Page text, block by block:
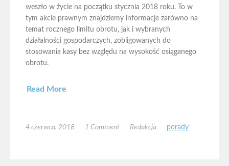
weszło w życie na początku stycznia 2018 roku. To w
tym akcie prawnym znajdziemy informacje zarówno na
temat rocznego limitu obrotu, jak i wybranych
działalności gospodarczych, zobligowanych do
stosowania kasy bez względu na wysokość osiąganego
obrotu.
Read More
4 czerwca, 2018 1 Comment Redakcja porady